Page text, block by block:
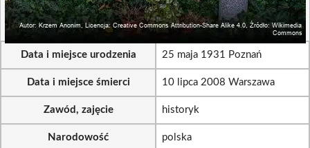
Data i miejsce urodzenia 25 maja 1931 Poznań
Data i miejsce śmierci 10 lipca 2008 Warszawa
Zawód, zajęcie historyk
Narodowość polska